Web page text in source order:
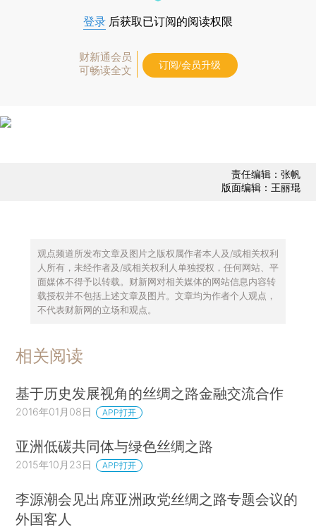
登录 后获取已订阅的阅读权限
财新通会员
可畅读全文
订阅/会员升级
责任编辑：张帆
版面编辑：王丽琨
观点频道所发布文章及图片之版权属作者本人及/或相关权利
人所有，未经作者及/或相关权利人单独授权，任何网站、平
面媒体不得予以转载。财新网对相关媒体的网站信息内容转
载授权并不包括上述文章及图片。文章均为作者个人观点，
不代表财新网的立场和观点。
相关阅读
基于历史发展视角的丝绸之路金融交流合作
2016年01月08日 APP打开
亚洲低碳共同体与绿色丝绸之路
2015年10月23日 APP打开
李源潮会见出席亚洲政党丝绸之路专题会议的
外国客人